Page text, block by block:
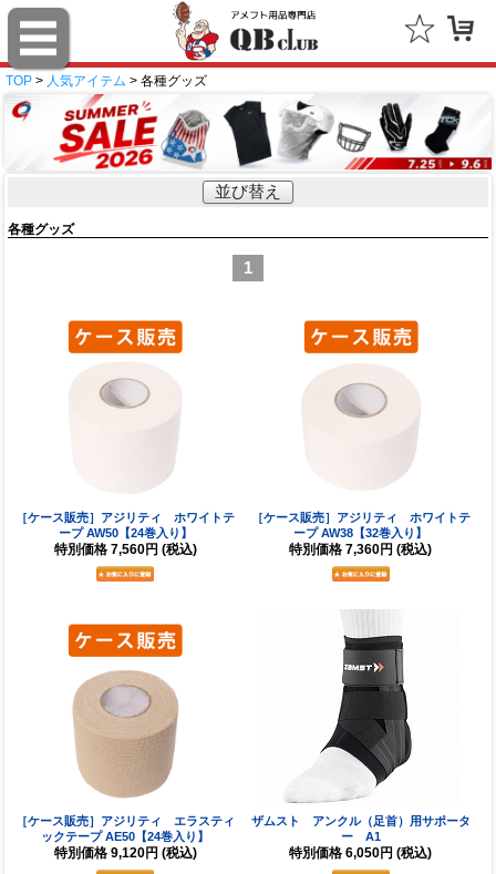
TOP > 人気アイテム > 各種グッズ
並び替え
各種グッズ
1
［ケース販売］アジリティ ホワイトテ
ープ AW50【24巻入り】
特別価格 7,560円 (税込)
［ケース販売］アジリティ ホワイトテ
ープ AW38【32巻入り】
特別価格 7,360円 (税込)
［ケース販売］アジリティ エラスティ
ックテープ AE50【24巻入り】
特別価格 9,120円 (税込)
ザムスト アンクル（足首）用サポータ
ー A1
特別価格 6,050円 (税込)